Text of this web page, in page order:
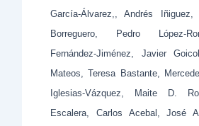
García-Álvarez,, Andrés
Borreguero, Pedro López-
Fernández-Jiménez, Javier
Mateos, Teresa Bastante,
Iglesias-Vázquez, Maite D.
Escalera, Carlos Acebal, José